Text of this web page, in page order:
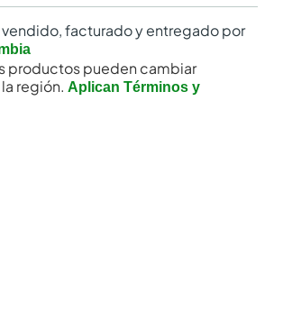
facturado y entregado por
productos pueden cambiar
región. Aplican Términos y